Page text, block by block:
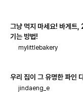
그냥 먹지 마세요! 바게트
기는 방법!
mylittlebakery
우리 집이 그 유명한 파인
jindaeng_e